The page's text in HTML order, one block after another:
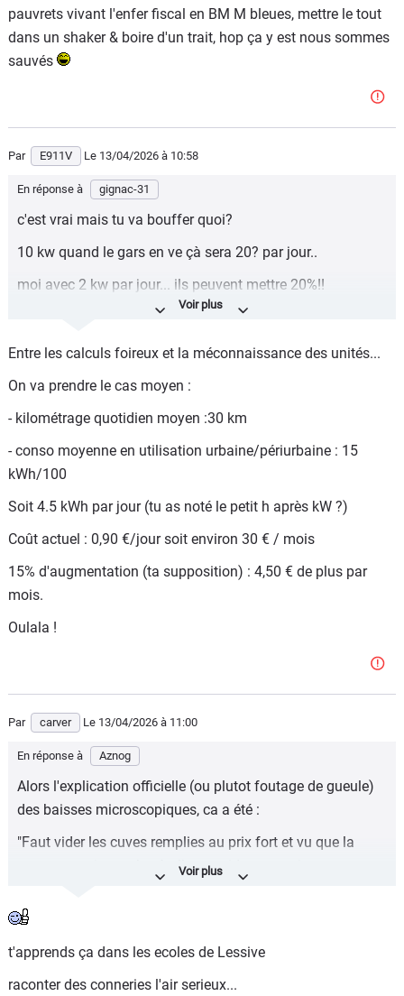
pauvrets vivant l'enfer fiscal en BM M bleues, mettre le tout
dans un shaker & boire d'un trait, hop ça y est nous sommes
sauvés
Par E911V Le 13/04/2026 à 10:58
En réponse à gignac-31
c'est vrai mais tu va bouffer quoi?
10 kw quand le gars en ve çà sera 20? par jour..
moi avec 2 kw par jour... ils peuvent mettre 20%!!
toi çà te coutera 10 fois plus de taxes!!
Entre les calculs foireux et la méconnaissance des unités...
On va prendre le cas moyen :
- kilométrage quotidien moyen :30 km
- conso moyenne en utilisation urbaine/périurbaine : 15
kWh/100
Soit 4.5 kWh par jour (tu as noté le petit h après kW ?)
Coût actuel : 0,90 €/jour soit environ 30 € / mois
15% d'augmentation (ta supposition) : 4,50 € de plus par
mois.
Oulala !
Par carver Le 13/04/2026 à 11:00
En réponse à Aznog
Alors l'explication officielle (ou plutot foutage de gueule)
des baisses microscopiques, ca a été :
"Faut vider les cuves remplies au prix fort et vu que la
consommation a chuté, elles se vident pas vite ... et on
Par contre, quand c'était à la hausse, bizarrement, les
hausses étaient instantanées. Une simple et regrettable
t'apprends ça dans les ecoles de Lessive
raconter des conneries l'air serieux...